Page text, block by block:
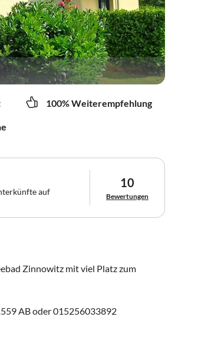
100% Weiterempfehlung
auf
10
Bewertungen
Zinnowitz mit viel Platz zum
AB oder 015256033892